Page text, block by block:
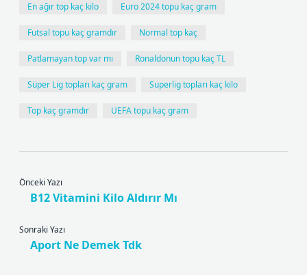
En ağır top kaç kilo Euro 2024 topu kaç gram
Futsal topu kaç gramdır Normal top kaç
Patlamayan top var mı Ronaldonun topu kaç TL
Süper Lig topları kaç gram Superlig topları kaç kilo
Top kaç gramdır UEFA topu kaç gram
Önceki Yazı
B12 Vitamini Kilo Aldırır Mı
Sonraki Yazı
Aport Ne Demek Tdk